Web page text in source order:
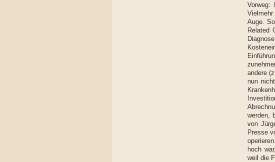
Vorweg:
Auge.
Related
andere
nun
werden,
von
Presse
hoch
weil die